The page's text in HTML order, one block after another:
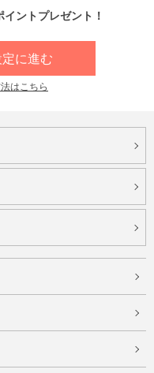
ントプレゼント！
に進む
はこちら